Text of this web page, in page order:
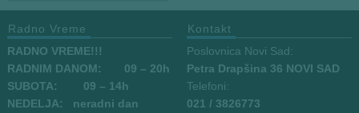
Radno Vreme
RADNO VREME!!!
RADNIM DANOM:
09 – 20h
SUBOTA: 09 – 14h
NEDELJA: neradni dan
Kontakt
Poslovnica Novi Sad:
Petra Drapšina 36 NOVI SAD
Telefoni:
021 / 3826773